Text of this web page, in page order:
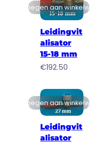
Toevoegen aan winkelwagen
Leidingvit
alisator
15-18 mm
€192.50
Toevoegen aan winkelwagen
Leidingvit
alisator